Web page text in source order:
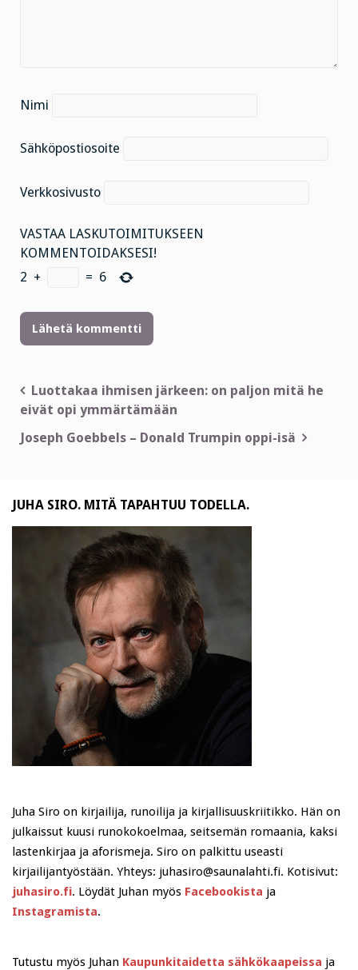
Nimi
Sähköpostiosoite
Verkkosivusto
VASTAA LASKUTOIMITUKSEEN
KOMMENTOIDAKSESI!
2 + = 6
Artikkelien
selaus
Luottakaa ihmisen järkeen: on paljon mitä he
eivät opi ymmärtämään
Joseph Goebbels – Donald Trumpin oppi-isä
JUHA SIRO. MITÄ TAPAHTUU TODELLA.
Juha Siro on kirjailija, runoilija ja kirjallisuuskriitikko. Hän on
julkaissut kuusi runokokoelmaa, seitsemän romaania, kaksi
lastenkirjaa ja aforismeja. Siro on palkittu useasti
kirjailijantyöstään. Yhteys: juhasiro@saunalahti.fi. Kotisivut:
juhasiro.fi. Löydät Juhan myös Facebookista ja
Instagramista.
Tutustu myös Juhan Kaupunkitaidetta sähkökaapeissa ja